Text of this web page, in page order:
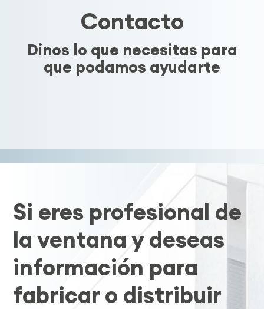
Contacto
Dinos lo que necesitas para
que podamos ayudarte
Si eres profesional de
la ventana y deseas
información para
fabricar o distribuir